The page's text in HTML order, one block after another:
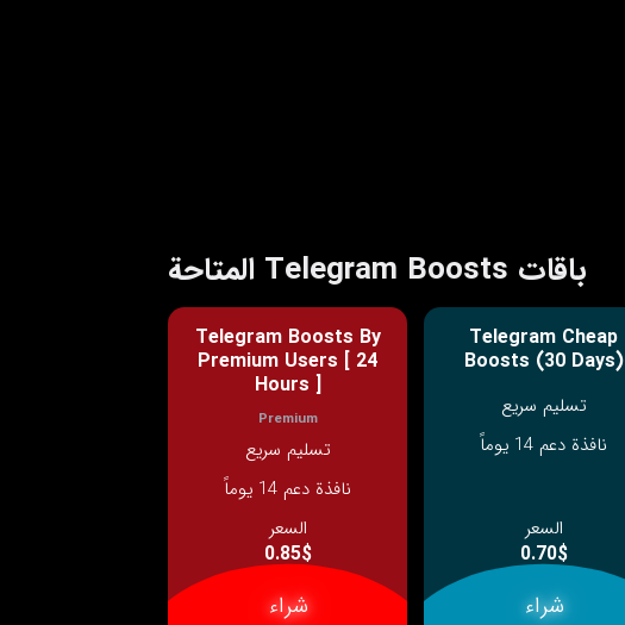
باقات Telegram Boosts المتاحة
Telegram Cheap
Boosts (30 Days)
تسليم سريع
نافذة دعم 14 يوماً
السعر
0.70$
شراء
Telegram Boosts By
Premium Users [ 24
Hours ]
Premium
تسليم سريع
نافذة دعم 14 يوماً
السعر
0.85$
شراء